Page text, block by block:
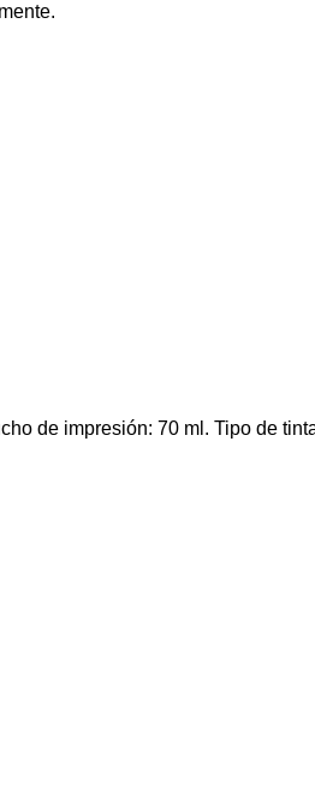
de impresión: 70 ml. Tipo de